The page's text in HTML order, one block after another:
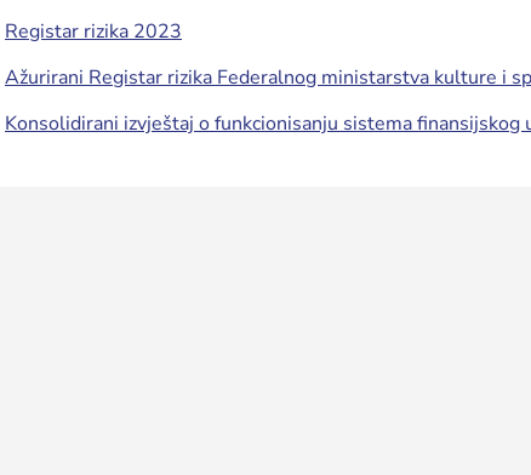
Registar rizika 2023
Ažurirani Registar rizika Federalnog ministarstva kulture i
Konsolidirani izvještaj o funkcionisanju sistema